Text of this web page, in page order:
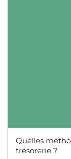
Quelles
trésorerie ?